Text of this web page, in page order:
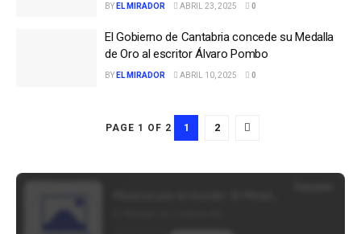
BY EL MIRADOR ABRIL 23, 2025 0
El Gobierno de Cantabria concede su Medalla
de Oro al escritor Álvaro Pombo
BY EL MIRADOR ABRIL 10, 2025 0
PAGE 1 OF 2 1 2